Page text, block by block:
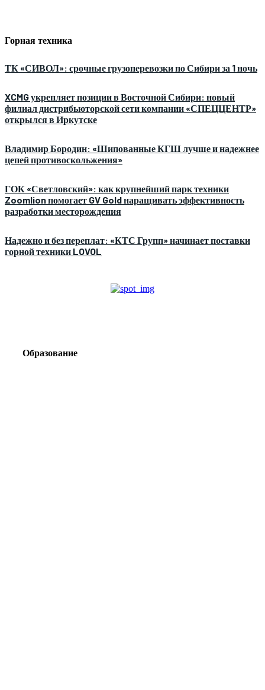
Горная техника
ТК «СИВОЛ»: срочные грузоперевозки по Сибири за 1 ночь
XCMG укрепляет позиции в Восточной Сибири: новый
филиал дистрибьюторской сети компании «СПЕЦЦЕНТР»
открылся в Иркутске
Владимир Бородин: «Шипованные КГШ лучше и надежнее
цепей противоскольжения»
ГОК «Светловский»: как крупнейший парк техники
Zoomlion помогает GV Gold наращивать эффективность
разработки месторождения
Надежно и без переплат: «КТС Групп» начинает поставки
горной техники LOVOL
Образование